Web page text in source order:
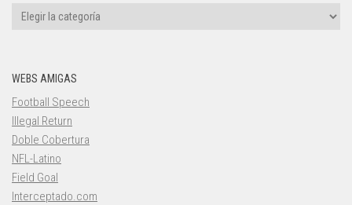
Categorías
WEBS AMIGAS
Football Speech
Illegal Return
Doble Cobertura
NFL-Latino
Field Goal
Interceptado.com